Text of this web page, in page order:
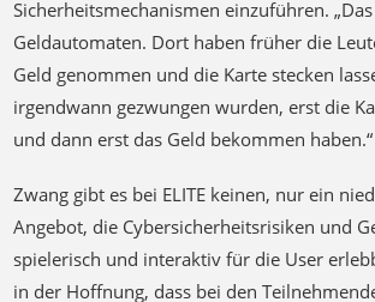
Geldautomaten. Dort haben früher die
Geld genommen und die Karte stecken
irgendwann gezwungen wurden, erst die
und dann erst das Geld bekommen haben.“
Angebot, die Cybersicherheitsrisiken und
spielerisch und interaktiv für die User
in der Hoffnung, dass bei den